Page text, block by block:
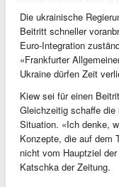
Die ukrainische
Beitritt schneller
Euro-Integration
«Frankfurter
Ukraine dürfen Zeit
Kiew sei für einen
Gleichzeitig schaffe
Situation. «Ich denke,
Konzepte, die auf dem
nicht vom Hauptziel
Katschka der Zeitung.